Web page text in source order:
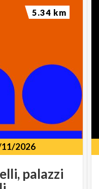
2026
palazzi
5.34 km